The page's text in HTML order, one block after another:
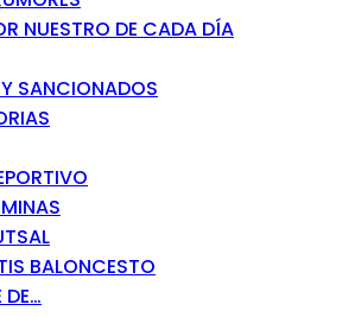
NUESTRO DE CADA DÍA
SANCIONADOS
BALONCESTO
DE…